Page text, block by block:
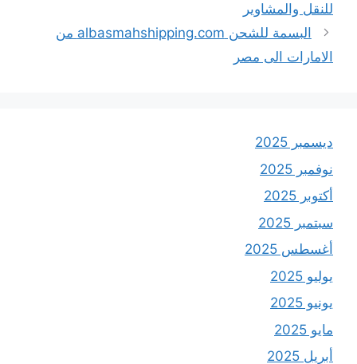
للنقل والمشاوير
البسمة للشحن albasmahshipping.com من
الامارات الى مصر
ديسمبر 2025
نوفمبر 2025
أكتوبر 2025
سبتمبر 2025
أغسطس 2025
يوليو 2025
يونيو 2025
مايو 2025
أبريل 2025